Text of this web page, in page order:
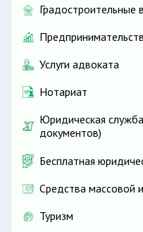
Градостроительные
Услуги адвоката
Нотариат
Юридическая
документов)
Бесплатная
Средства массовой
Туризм